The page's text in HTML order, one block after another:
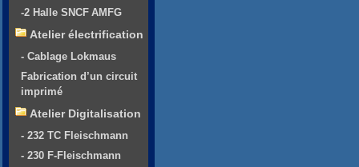
-2 Halle SNCF AMFG
Atelier électrification
- Cablage Lokmaus
Fabrication d’un circuit
imprimé
Atelier Digitalisation
- 232 TC Fleischmann
- 230 F-Fleischmann